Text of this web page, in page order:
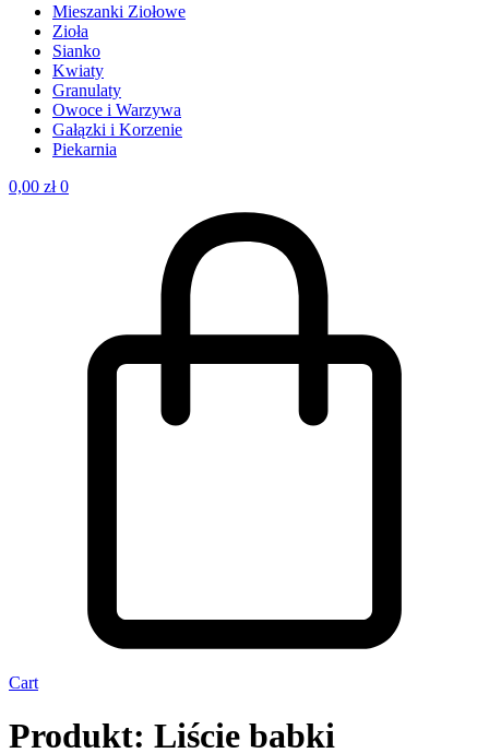
Mieszanki Ziołowe
Zioła
Sianko
Kwiaty
Granulaty
Owoce i Warzywa
Gałązki i Korzenie
Piekarnia
0,00 zł 0
Cart
Produkt: Liście babki